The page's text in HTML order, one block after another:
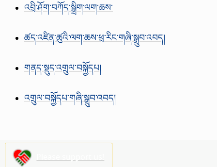
འབྲི་ཤོག་བཀོད་སྒྲིག་ལག་ཆས་
ཚད་འཛིན་ཚུའི་ལག་ཆས་ཕྲ་རིང་གཞི་སྒྲུབ་འབད།
གནད་སྡུད་འགྲུལ་བསྐྱོདཔ།
འགྲུལ་བསྐྱོདཔ་གཞི་སྒྲུབ་འབད།